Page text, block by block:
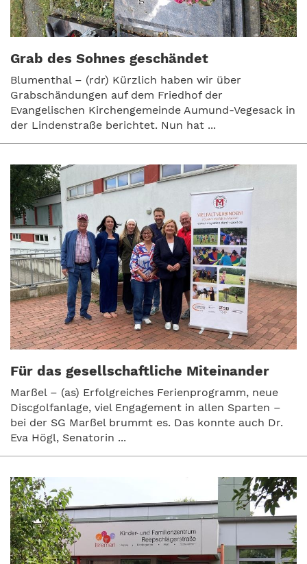
Grab des Sohnes geschändet
Blumenthal – (rdr) Kürzlich haben wir über
Grabschändungen auf dem Friedhof der
Evangelischen Kirchengemeinde Aumund-Vegesack in
der Lindenstraße berichtet. Nun hat ...
Für das gesellschaftliche Miteinander
Marßel – (as) Erfolgreiches Ferienprogramm, neue
Discgolfanlage, viel Engagement in allen Sparten –
bei der SG Marßel brummt es. Das konnte auch Dr.
Eva Högl, Senatorin ...